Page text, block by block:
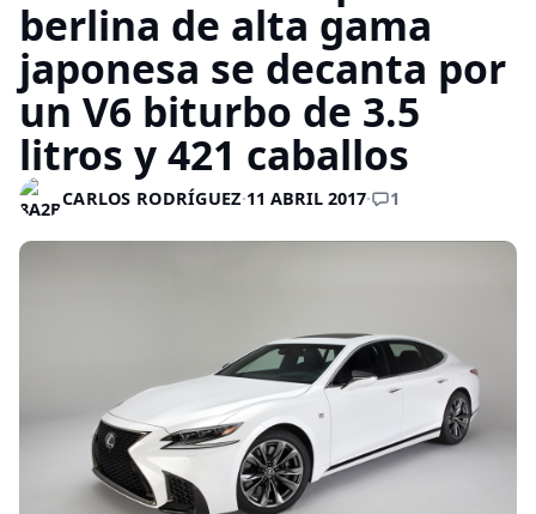
berlina de alta gama
japonesa se decanta por
un V6 biturbo de 3.5
litros y 421 caballos
CARLOS RODRÍGUEZ·11 ABRIL 2017· 1